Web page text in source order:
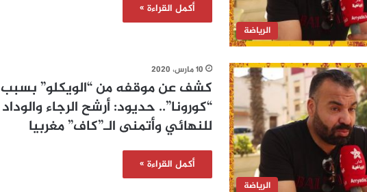
الرياضة
أكمل القراءة »
الرياضة
10 مارس، 2020
كشف عن موقفه من “الويكلو” بسبب
“كورونا”.. حديود: أرشح الرجاء والوداد
للنهائي وأتمنى الـ”كاف” مغربيا
أكمل القراءة »